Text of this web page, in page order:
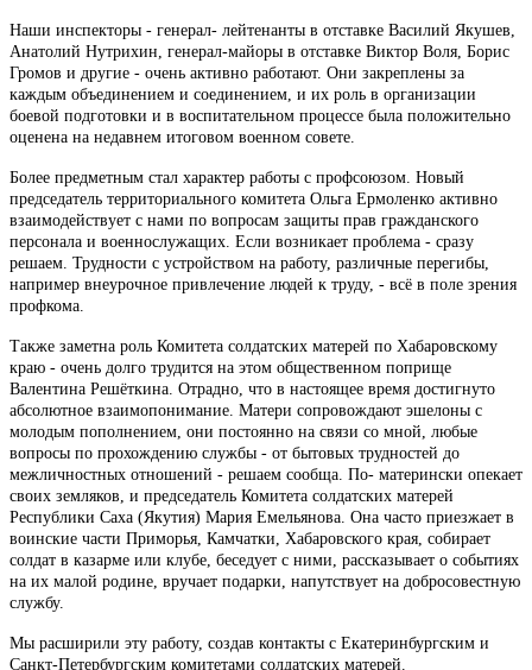
Наши инспекторы - генерал- лейтенанты в отставке Василий Якушев,
Анатолий Нутрихин, генерал-майоры в отставке Виктор Воля, Борис
Громов и другие - очень активно работают. Они закреплены за
каждым объединением и соединением, и их роль в организации
боевой подготовки и в воспитательном процессе была положительно
оценена на недавнем итоговом военном совете.
Более предметным стал характер работы с профсоюзом. Новый
председатель территориального комитета Ольга Ермоленко активно
взаимодействует с нами по вопросам защиты прав гражданского
персонала и военнослужащих. Если возникает проблема - сразу
решаем. Трудности с устройством на работу, различные перегибы,
например внеурочное привлечение людей к труду, - всё в поле зрения
профкома.
Также заметна роль Комитета солдатских матерей по Хабаровскому
краю - очень долго трудится на этом общественном поприще
Валентина Решёткина. Отрадно, что в настоящее время достигнуто
абсолютное взаимопонимание. Матери сопровождают эшелоны с
молодым пополнением, они постоянно на связи со мной, любые
вопросы по прохождению службы - от бытовых трудностей до
межличностных отношений - решаем сообща. По- матерински опекает
своих земляков, и председатель Комитета солдатских матерей
Республики Саха (Якутия) Мария Емельянова. Она часто приезжает в
воинские части Приморья, Камчатки, Хабаровского края, собирает
солдат в казарме или клубе, беседует с ними, рассказывает о событиях
на их малой родине, вручает подарки, напутствует на добросовестную
службу.
Мы расширили эту работу, создав контакты с Екатеринбургским и
Санкт-Петербургским комитетами солдатских матерей.